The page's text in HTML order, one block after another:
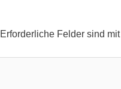
Erforderliche Felder sind mit